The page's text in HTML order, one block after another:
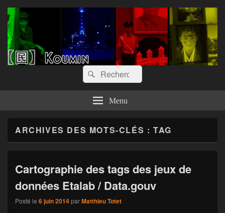
【囻】KouminRecherche :
Rechercher
Menu
ARCHIVES DES MOTS-CLÉS :TAG
Cartographie des tags des jeux de
données Etalab / Data.gouv
Posté le 6 juin 2014parMatthieu Totet